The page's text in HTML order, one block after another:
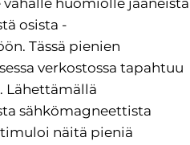
huomiolle jääneistä
osista -
Tässä pienien
verkostossa tapahtuu
Lähettämällä
sähkömagneettista
näitä pieniä